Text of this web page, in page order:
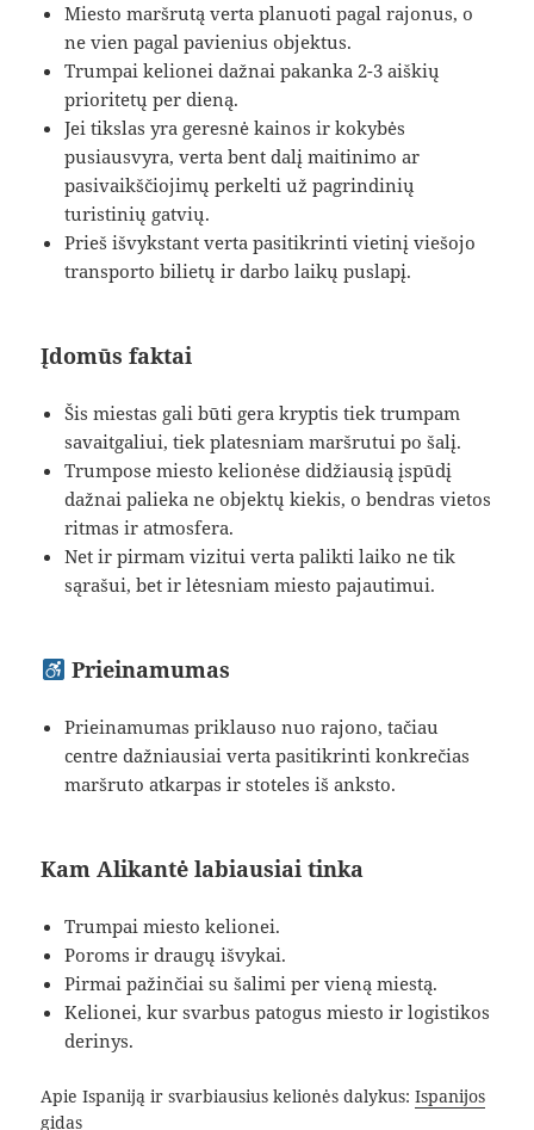
Miesto maršrutą verta planuoti pagal rajonus, o
ne vien pagal pavienius objektus.
Trumpai kelionei dažnai pakanka 2-3 aiškių
prioritetų per dieną.
Jei tikslas yra geresnė kainos ir kokybės
pusiausvyra, verta bent dalį maitinimo ar
pasivaikščiojimų perkelti už pagrindinių
turistinių gatvių.
Prieš išvykstant verta pasitikrinti vietinį viešojo
transporto bilietų ir darbo laikų puslapį.
Įdomūs faktai
Šis miestas gali būti gera kryptis tiek trumpam
savaitgaliui, tiek platesniam maršrutui po šalį.
Trumpose miesto kelionėse didžiausią įspūdį
dažnai palieka ne objektų kiekis, o bendras vietos
ritmas ir atmosfera.
Net ir pirmam vizitui verta palikti laiko ne tik
sąrašui, bet ir lėtesniam miesto pajautimui.
Prieinamumas
Prieinamumas priklauso nuo rajono, tačiau
centre dažniausiai verta pasitikrinti konkrečias
maršruto atkarpas ir stoteles iš anksto.
Kam Alikantė labiausiai tinka
Trumpai miesto kelionei.
Poroms ir draugų išvykai.
Pirmai pažinčiai su šalimi per vieną miestą.
Kelionei, kur svarbus patogus miesto ir logistikos
derinys.
Apie Ispaniją ir svarbiausius kelionės dalykus:Ispanijos
gidas